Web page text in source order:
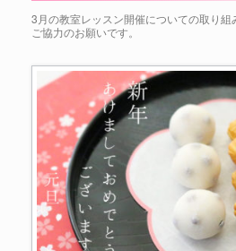
3月の教室レッスン開催についての取り
ご協力のお願いです。